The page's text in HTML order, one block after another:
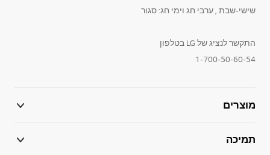
שישי-שבת , ערבי חג וימי חג: סגור
התקשר לנציג של LG בטלפון
1-700-50-60-54
מוצרים
תמיכה